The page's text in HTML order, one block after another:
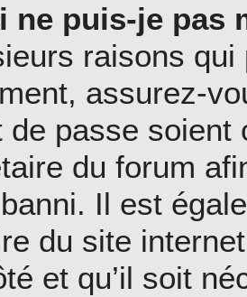
ne puis-je pas
raisons
assurez-
de passe soient
du forum
Il est
du site
et qu’il soit